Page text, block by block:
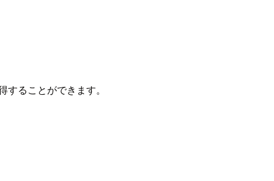
ることができます。